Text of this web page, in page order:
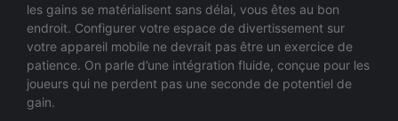
les gains se matérialisent sans délai, vous êtes au bon
endroit. Configurer votre espace de divertissement sur
votre appareil mobile ne devrait pas être un exercice de
patience. On parle d’une intégration fluide, conçue pour les
joueurs qui ne perdent pas une seconde de potentiel de
gain.